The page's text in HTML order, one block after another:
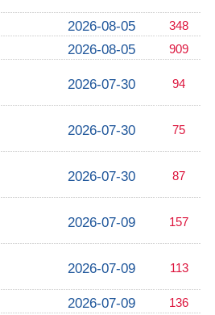
2026-08-05
348
2026-08-05 909
2026-07-30 94
2026-07-30 75
2026-07-30 87
2026-07-09 157
2026-07-09 113
2026-07-09 136